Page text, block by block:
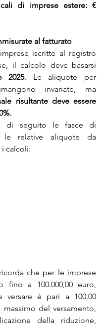
di imprese estere: €
al fatturato
iscritte al registro
il calcolo deve basarsi
2025. Le aliquote per
risultante deve essere
di seguito le fasce di
le relative aliquote da
i calcoli:
che per le imprese
fino a 100.000,00 euro,
versare è pari a 100,00
del versamento,
della riduzione,